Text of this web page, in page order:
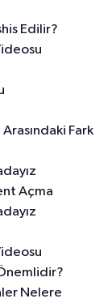
Edilir?
Fark
Açma
Nelere